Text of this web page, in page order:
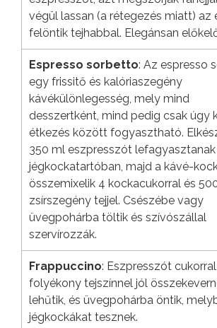
végül lassan (a rétegezés miatt) az
felöntik tejhabbal. Elegánsan
Espresso sorbetto: Az espresso
egy frissitő és kalóriaszegény
kávékülönlegesség, mely mind
desszertként, mind pedig csak úgy
étkezés között fogyasztható.
350 ml eszpresszót lefagyasztanak
jégkockatartóban, majd a kávé-
összemixelik 4 kockacukorral és
zsírszegény tejjel. Csészébe vagy
üvegpohárba töltik és szívószállal
szervírozzák.
Frappuccino: Eszpresszót
folyékony tejszínnel jól
lehűtik, és üvegpohárba öntik,
jégkockákat tesznek.